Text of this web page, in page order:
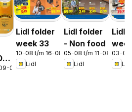
&
08-2026
Lidl folder
week 33
10-08 t/m 16-08-2026
Lidl
Lidl folder
- Non food
05-08 t/m 11-08-2026
Lidl
Lidl
03-08
Lidl